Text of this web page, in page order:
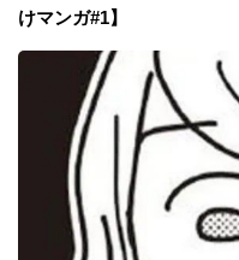
けマンガ#1】